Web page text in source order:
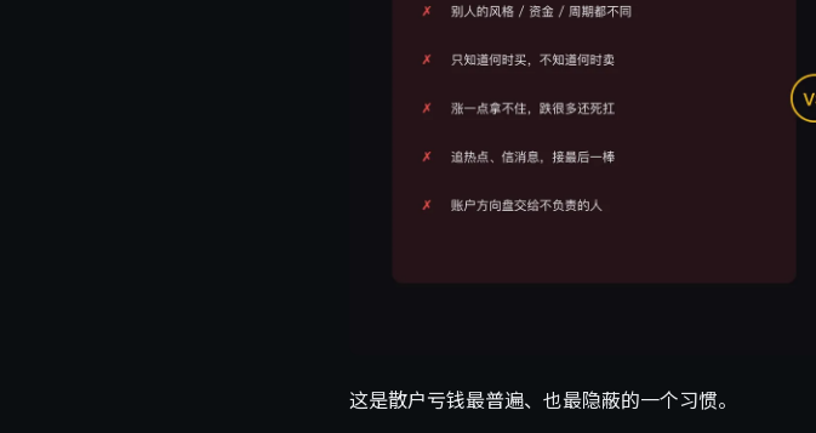
这是散户亏钱最普遍、也最隐蔽的一个习惯。